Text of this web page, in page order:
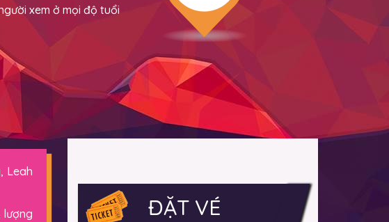
xem ở mọi độ tuổi
Leah
lượng
ĐẶT VÉ